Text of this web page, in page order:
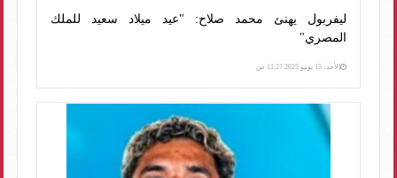
ليفربول يهنئ محمد صلاح: "عيد ميلاد سعيد للملك
المصري"
الأحد، 15 يونيو 2025 11:27 ص